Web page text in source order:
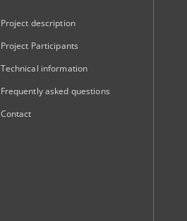
Project description
Project Participants
Technical information
Frequently asked questions
Contact